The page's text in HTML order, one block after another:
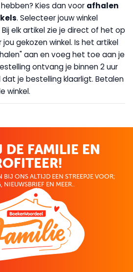
Kies dan voor afhalen
. Selecteer jouw winkel
elk artikel zie je direct of het op
gekozen winkel. Is het artikel
aan en voeg het toe aan je
ontvang je binnen 2 uur
je bestelling klaarligt. Betalen
winkel.
FAMILIE EN
BIJ ONS ALTIJD EEN STREEPJE VOOR;
NIEUWSBRIEF EN MEER..